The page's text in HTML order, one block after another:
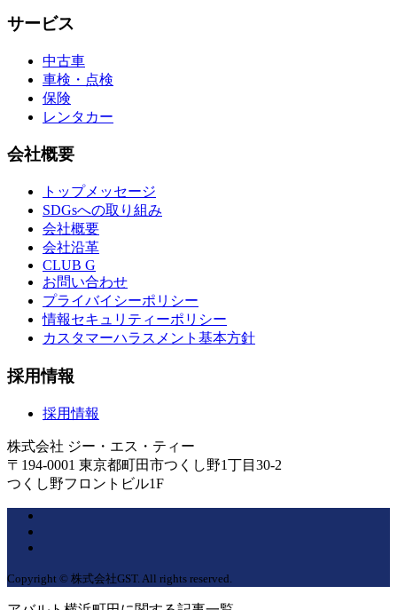
サービス
中古車
車検・点検
保険
レンタカー
会社概要
トップメッセージ
SDGsへの取り組み
会社概要
会社沿革
CLUB G
お問い合わせ
プライバイシーポリシー
情報セキュリティーポリシー
カスタマーハラスメント基本方針
採用情報
採用情報
株式会社 ジー・エス・ティー
〒194-0001 東京都町田市つくし野1丁目30-2
つくし野フロントビル1F
Copyright © 株式会社GST. All rights reserved.